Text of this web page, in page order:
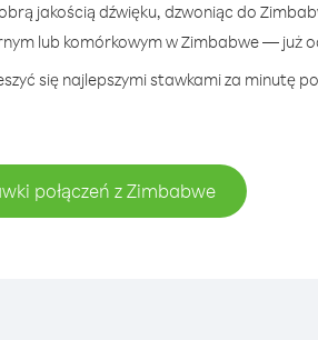
jakością dźwięku, dzwoniąc do
lub komórkowym w Zimbabwe — już
się najlepszymi stawkami za minutę
połączeń z Zimbabwe